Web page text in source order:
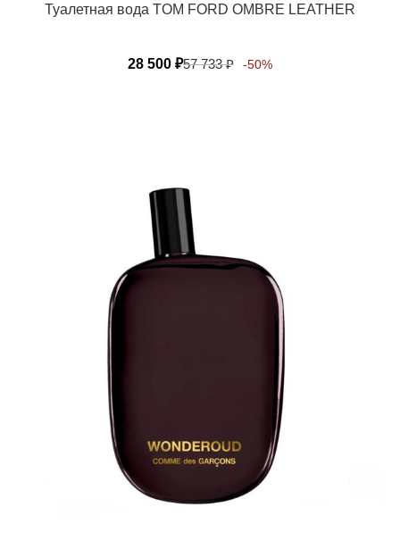
Туалетная вода TOM FORD OMBRE LEATHER
28 500 ₽57 733₽ -50%